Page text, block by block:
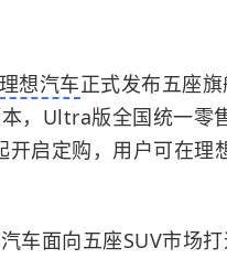
理想汽车正式发布五座
，Ultra版全国统一零
开启定购，用户可在理
车面向五座SUV市场